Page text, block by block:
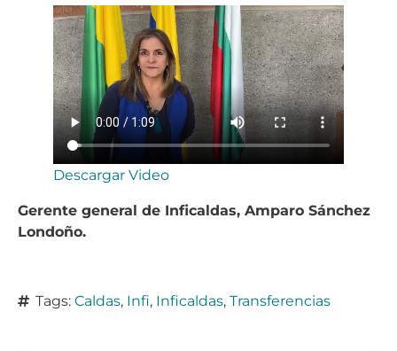
Descargar Video
Gerente general de Inficaldas, Amparo Sánchez
Londoño.
Tags: Caldas, Infi, Inficaldas, Transferencias